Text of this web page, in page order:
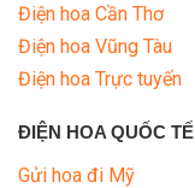
Điện hoa Cần Thơ
Điện hoa Vũng Tàu
Điện hoa Trực tuyến
ĐIỆN HOA QUỐC TẾ
Gửi hoa đi Mỹ